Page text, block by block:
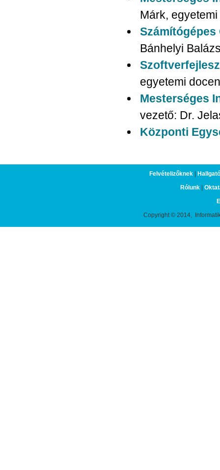
Márk,
Számítógépes
Bánhelyi
egyetemi
Mesterséges
vezető: Dr.
Központi
Felvételizőknek|
Rólunk|
Copyright © 2014,